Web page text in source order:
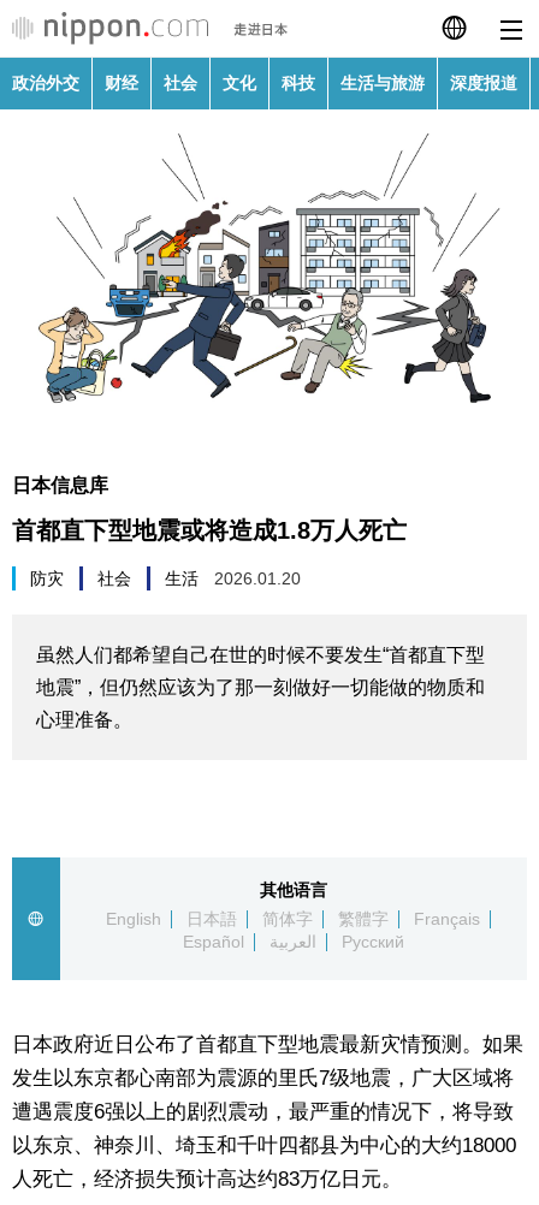
日本語
English
繁體字
Français
Español
政治外交
社会
生活与旅游
深度报道
视觉日本
日本信息库
日本一瞥
人物访谈
东京
编辑部通知
政治外交 财经 社会 文化 科技 生活与旅游 深度报道
日本信息库
首都直下型地震或将造成1.8万人死亡
防灾 社会 生活 2026.01.20
虽然人们都希望自己在世的时候不要发生“首都直下型
地震”，但仍然应该为了那一刻做好一切能做的物质和
心理准备。
其他语言
English
日本語 简体字 繁體字
Français
Español
العربية Русский
日本政府近日公布了首都直下型地震最新灾情预测。如果
发生以东京都心南部为震源的里氏7级地震，广大区域将
遭遇震度6强以上的剧烈震动，最严重的情况下，将导致
以东京、神奈川、埼玉和千叶四都县为中心的大约18000
人死亡，经济损失预计高达约83万亿日元。